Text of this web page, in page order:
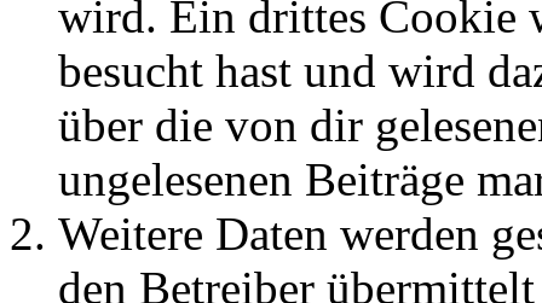
wird. Ein drittes Cookie
besucht hast und wird
über die von dir
ungelesenen Beiträge
Weitere Daten werden
den Betreiber